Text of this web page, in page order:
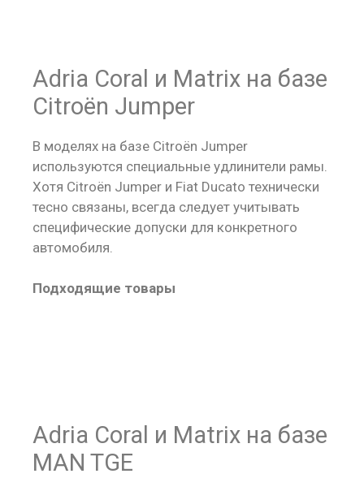
Adria Coral и Matrix на базе
Citroën Jumper
В моделях на базе Citroën Jumper
используются специальные удлинители рамы.
Хотя Citroën Jumper и Fiat Ducato технически
тесно связаны, всегда следует учитывать
специфические допуски для конкретного
автомобиля.
Подходящие товары
Adria Coral и Matrix на базе
MAN TGE